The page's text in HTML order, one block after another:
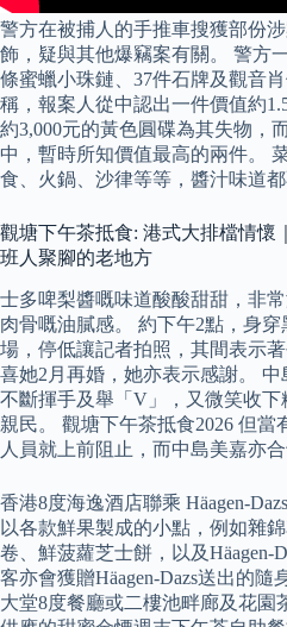
警方在被捕人的手推車搜獲部份
飾，疑與其他爆竊案有關。 警方
條蜜蠟小珠鏈、37件石牌及觀音
稱，報案人從中認出一件價值約
約3,000元的黃色圓碟為其失物，
中，暫時所知價值最高的兩件。
食、火鍋、沙律等等，醬汁味道
觀塘下午茶抵食: 港式大排檔情懷
班人聚腳的老地方
士多啤梨醬嘅味道酸酸甜甜，非
肉骨嘅油膩感。 約下午2點，身
場，停低讓記者拍照，其間表示
喜她2月再婚，她亦表示感謝。
不斷揮手及舉「V」，又微笑收
親民。 觀塘下午茶抵食2026 但
人員就上前阻止，而中島美嘉亦
香港8度海逸酒店聯乘 Häagen-
以各款鮮果製成的小點，例如雜
卷、鮮菠蘿芝士餅，以及Häagen-
客亦會獲贈Häagen-Dazs送出的
大堂8度餐廳或二樓池畔廊及花園